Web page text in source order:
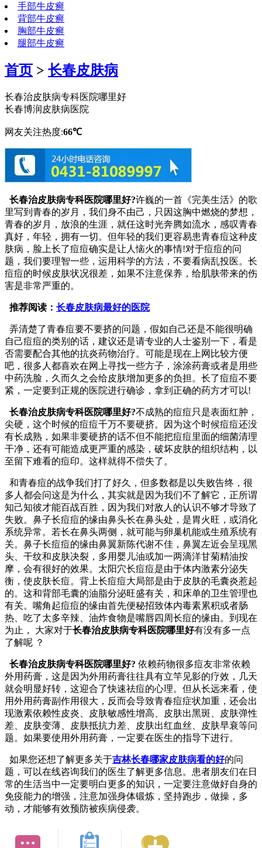
手部牛皮癣
背部牛皮癣
胸部牛皮癣
腿部牛皮癣
首页 > 长春皮肤病
长春治皮肤病专科医院哪里好
长春博润皮肤病医院
网友关注热度:66℃
长春治皮肤病专科医院哪里好?许巍的一首《完美生活》的歌
里写到青春的岁月，我们身不由己，只因这胸中燃烧的梦想，
青春的岁月，放浪的生涯，就任这时光奔腾如流水，感叹青春
真好，年轻，拥有一切。但年轻的我们更容易患青春痘这种皮
肤病，脸上长了痘痘确实是让人恼火的事情!对于痘痘的问
题，我们要理智一些，运用科学的方法，不要看病乱投医。长
痘痘的时候皮肤状况很差，如果不注意保养，给肌肤带来的伤
害是非常严重的。
推荐阅读： 长春皮肤病最好的医院
弄清楚了青春痘要不要挤的问题，假如自己还是不能很明确
自己痘痘的类别的话，建议还是请专业的人士鉴别一下，看是
否需要配合其他的抗炎药物治疗。可能是现在上网比较方便
吧，很多人都喜欢在网上寻找一些方子，涂涂药膏或者是用些
中药洗脸，久而久之会给皮肤增加更多的负担。长了痘痘不要
紧，一定要到正规的医院进行确诊，拿到正确的药方才可以!
长春治皮肤病专科医院哪里好?不成熟的痘痘只是表面红肿，
尖硬，这个时候的痘痘千万不要硬挤。因为这个时候痘痘还没
有长成熟，如果非要硬挤的话不但不能把痘痘里面的细菌清理
干净，还有可能造成更严重的感染，破坏皮肤的组织结构，以
至留下难看的痘印。这样就得不偿失了。
和青春痘的战争我们打了好久，但多数都是以失败告终，很
多人都会问这是为什么，其实就是因为我们不了解它，正所谓
知己知彼才能百战百胜，因为我们对敌人的认识不够才导致了
失败。鼻子长痘痘的缘由鼻头长在鼻头处，是胃火旺，或消化
系统异常。若长在鼻头两侧，就可能与卵巢机能或生殖系统有
关。鼻子长痘痘的缘由鼻翼新陈代谢不佳，鼻翼左近会呈现黑
头、干纹和皮肤决裂，多用婴儿油或加一两滴洋甘菊精油按
摩，会有很好的效果。太阳穴长痘痘是由于体内激素分泌失
衡，使皮肤长痘。背上长痘痘大局部是由于皮肤的毛囊炎惹起
的。这和背部毛囊的油脂分泌旺盛有关，和床单的卫生管理也
有关。嘴角起痘痘的缘由首先便秘招致体内毒素累积或者肠
热、吃了太多辛辣、油炸食物是嘴唇四周长痘的缘由。到现在
为止， 大家对于长春治皮肤病专科医院哪里好有没有多一点
了解呢 ？
长春治皮肤病专科医院哪里好? 依赖药物很多痘友非常依赖
外用药膏，这是因为外用药膏往往具有立竿见影的疗效，几天
就会明显好转，这迎合了快速祛痘的心理。但从长远来看，使
用外用药膏副作用很大，反而会导致青春痘症状加重，还会出
现激素依赖性皮炎、皮肤敏感性增高、皮肤出黑斑、皮肤弹性
差、皮肤变薄、皮肤抵抗力差、皮肤出红血丝、皮肤早衰等问
题。如果要使用外用药膏，一定要在医生的指导下进行。
如果您还想了解更多关于吉林长春哪家皮肤病看的好的问
题，可以在线咨询我们的医生了解更多信息。患者朋友们在日
常的生活当中一定要明白更多的知识，一定要注意做好自身的
免疫能力的增强，注意加强身体锻炼，坚持跑步，做操，多
动，才能够有效预防被疾病侵袭。